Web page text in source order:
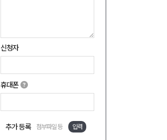
신청자
휴대폰
추가 등록 첨부파일 등 입력